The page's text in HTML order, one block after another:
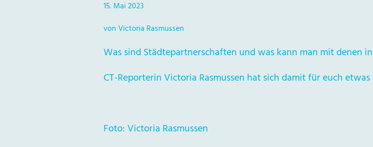
15. Mai 2023
von Victoria Rasmussen
Was sind Städtepartnerschaften und was kann man mit denen
CT-Reporterin Victoria Rasmussen hat sich damit für euch
Foto: Victoria Rasmussen